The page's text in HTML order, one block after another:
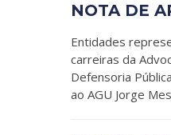
NOTA DE
Entidades
carreiras da
Defensoria
ao AGU Jorge